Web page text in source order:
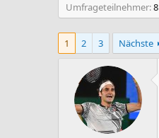
Umfrageteilnehmer 8
1 2 3 Nächste